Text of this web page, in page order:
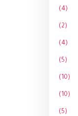
(4)
(2)
(4)
(5)
(10)
(10)
(5)